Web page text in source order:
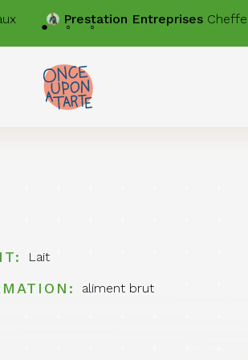
Prestation Entreprises Cheffe
Lait
aliment brut